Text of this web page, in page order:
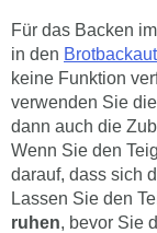
Für das Backen im
in den
keine Funktion
verwenden Sie die
dann auch die
Wenn Sie den
darauf, dass sich
Lassen Sie den
ruhen, bevor Sie